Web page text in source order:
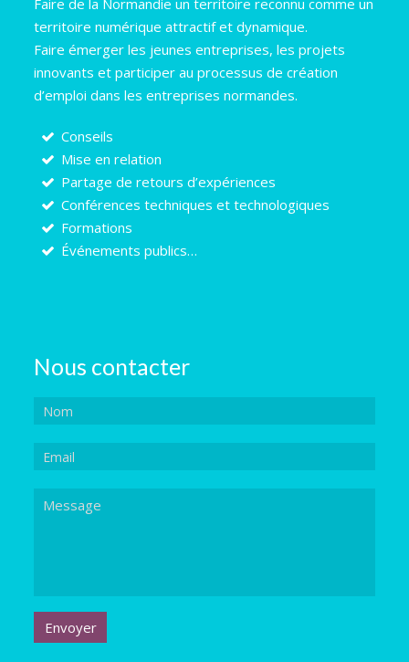
Faire de la Normandie un territoire reconnu comme un
territoire numérique attractif et dynamique.
Faire émerger les jeunes entreprises, les projets
innovants et participer au processus de création
d’emploi dans les entreprises normandes.
Conseils
Mise en relation
Partage de retours d’expériences
Conférences techniques et technologiques
Formations
Événements publics…
Nous contacter